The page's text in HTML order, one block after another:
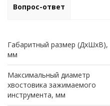
Вопрос-ответ
Габаритный размер (ДхШхВ),
мм
Максимальный диаметр
хвостовика зажимаемого
инструмента, мм